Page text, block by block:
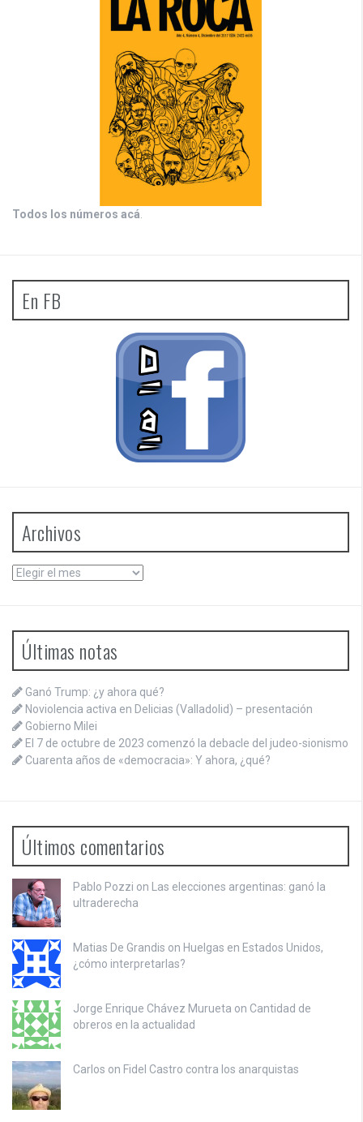
Todos los números acá
En FB
Archivos
Archivos
Últimas notas
Ganó Trump: ¿y ahora qué?
Noviolencia activa en Delicias (Valladolid) – presentación
Gobierno Milei
El 7 de octubre de 2023 comenzó la debacle del judeo-sionismo
Cuarenta años de «democracia»: Y ahora, ¿qué?
Últimos comentarios
Pablo Pozzi on
Las elecciones argentinas: ganó la
ultraderecha
Matias De Grandis on Huelgas en Estados Unidos,
¿cómo interpretarlas?
Jorge Enrique Chávez Murueta on Cantidad de
obreros en la actualidad
Carlos on Fidel Castro contra los anarquistas